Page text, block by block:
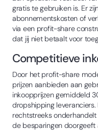
gratis te gebruiken is. Er
abonnementskosten of
via een profit-share
dat jij niet betaalt voor
Competitieve
Door het profit-share
prijzen aanbieden aan
inkoopprijzen gemiddeld
dropshipping
rechtstreeks
de besparingen doorgeeft